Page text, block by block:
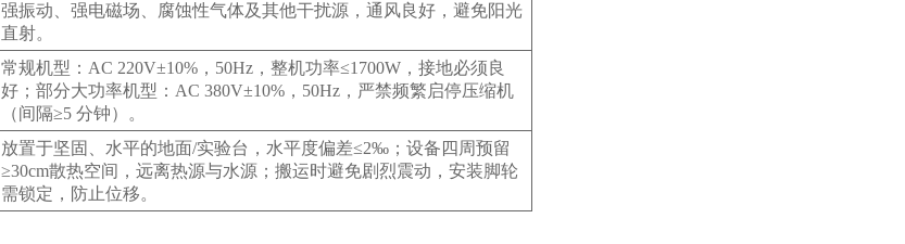
强振动、强电磁场、腐蚀性气体及其他干扰源，通风良好，避免阳光
直射。
常规机型：AC 220V±10%，50Hz，整机功率≤1700W，接地必须良
好；部分大功率机型：AC 380V±10%，50Hz，严禁频繁启停压缩机
（间隔≥5 分钟）。
放置于坚固、水平的地面/实验台，水平度偏差≤2‰；设备四周预留
≥30cm散热空间，远离热源与水源；搬运时避免剧烈震动，安装脚轮
需锁定，防止位移。